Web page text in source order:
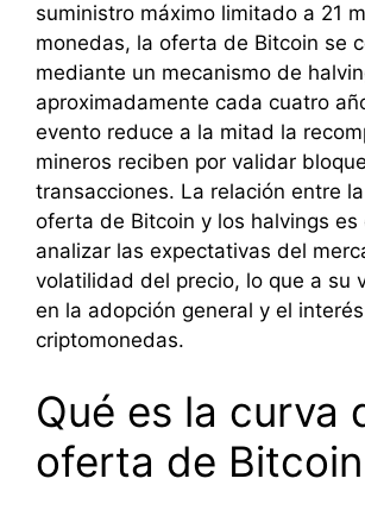
suministro máximo limitado a 21
monedas, la oferta de Bitcoin se
mediante un mecanismo de
aproximadamente cada cuatro
evento reduce a la mitad la
mineros reciben por validar
transacciones. La relación entre
oferta de Bitcoin y los halvings es
analizar las expectativas del
volatilidad del precio, lo que a su
en la adopción general y el
criptomonedas.
Qué es la curva
oferta de Bitcoin